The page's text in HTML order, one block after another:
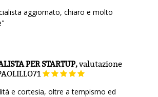
aggiornato, chiaro e molto
PER STARTUP,valutazione
e cortesia, oltre a tempismo ed